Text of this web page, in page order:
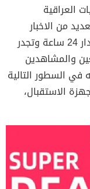
العراقية
من الاخبار
والبرامج التي تهم الشارع العراقي على مدار 24 ساعة وتجدر
والمشاهدين
في السطور التالية
الاستقبال،